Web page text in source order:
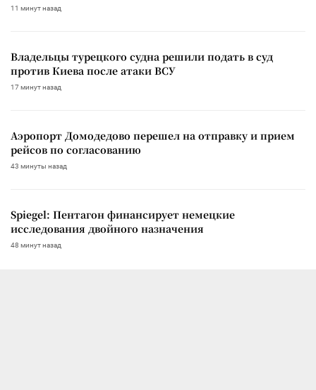
11 минут назад
Владельцы турецкого судна решили подать в суд
против Киева после атаки ВСУ
17 минут назад
Аэропорт Домодедово перешел на отправку и прием
рейсов по согласованию
43 минуты назад
Spiegel: Пентагон финансирует немецкие
исследования двойного назначения
48 минут назад